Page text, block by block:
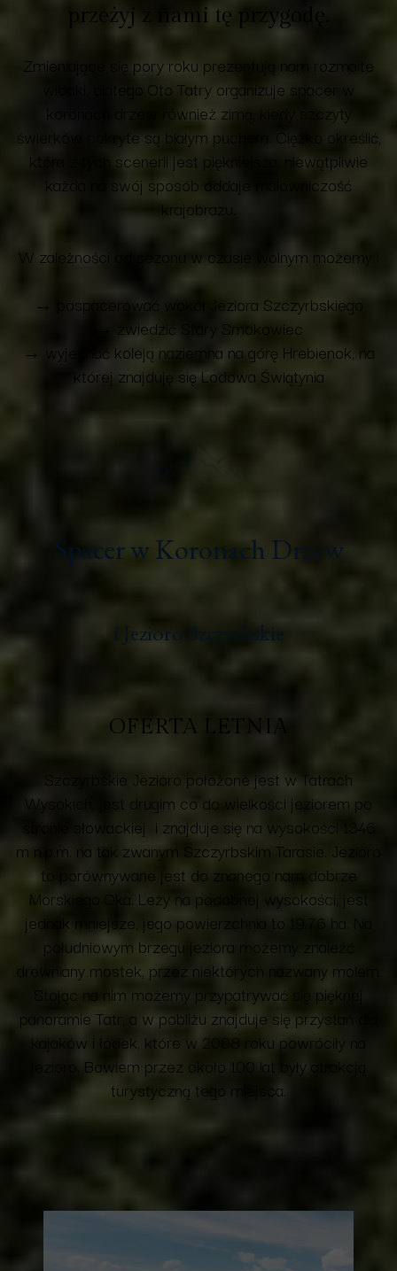
przeżyj z nami tę przygodę.
Zmieniające się pory roku prezentują nam rozmaite
widoki, dlatego Oto Tatry organizuje spacer w
koronach drzew również zimą, kiedy szczyty
świerków pokryte są białym puchem. Ciężko określić,
która z tych scenerii jest piękniejsza, niewątpliwie
każda na swój sposób oddaje malowniczość
krajobrazu.
W zależności od sezonu w czasie wolnym możemy :
→ pospacerować wokół Jeziora Szczyrbskiego
→ zwiedzić Stary Smokowiec
→ wyjechać koleją naziemna na górę Hrebienok, na
której znajduję się Lodowa Świątynia
i Jezioro Szczyrbskie
Spacer w Koronach Drzew
OFERTA LETNIA
Szczyrbskie Jezioro położone jest w Tatrach
Wysokich, jest drugim co do wielkości jeziorem po
stronie słowackiej i znajduje się na wysokości 1346
m n.p.m. na tak zwanym Szczyrbskim Tarasie. Jezioro
to porównywane jest do znanego nam dobrze
Morskiego Oka. Leży na podobnej wysokości, jest
jednak mniejsze, jego powierzchnia to 19.76 ha. Na
południowym brzegu jeziora możemy znaleźć
drewniany mostek, przez niektórych nazwany molem.
Stojąc na nim możemy przypatrywać się pięknej
panoramie Tatr, a w pobliżu znajduje się przystań dla
kajaków i łódek, które w 2008 roku powróciły na
jezioro. Bowiem przez około 100 lat były atrakcją
turystyczną tego miejsca.